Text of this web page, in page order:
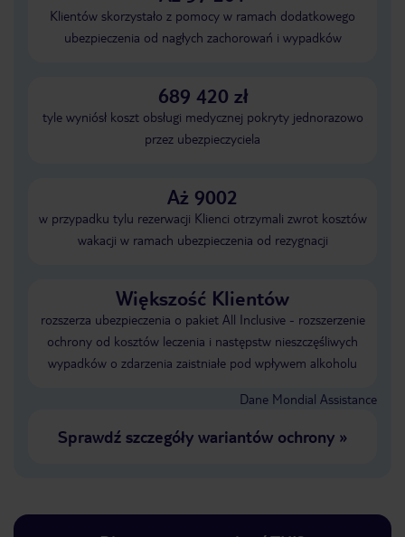
Klientów skorzystało z pomocy w ramach dodatkowego
ubezpieczenia od nagłych zachorowań i wypadków
689 420 zł
tyle wyniósł koszt obsługi medycznej pokryty jednorazowo
przez ubezpieczyciela
Aż 9002
w przypadku tylu rezerwacji Klienci otrzymali zwrot kosztów
wakacji w ramach ubezpieczenia od rezygnacji
Większość Klientów
rozszerza ubezpieczenia o pakiet All Inclusive - rozszerzenie
ochrony od kosztów leczenia i następstw nieszczęśliwych
wypadków o zdarzenia zaistniałe pod wpływem alkoholu
Dane Mondial Assistance
Sprawdź szczegóły wariantów ochrony»